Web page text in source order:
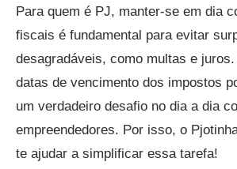
Para quem é PJ, manter-se em dia
fiscais é fundamental para evitar
desagradáveis, como multas e
datas de vencimento dos impostos
um verdadeiro desafio no dia a dia
empreendedores. Por isso, o
te ajudar a simplificar essa tarefa!